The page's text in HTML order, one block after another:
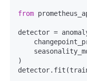
from
detector =
)